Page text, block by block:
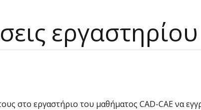
εργαστηρίου
στο εργαστήριο του μαθήματος CAD-CAE να